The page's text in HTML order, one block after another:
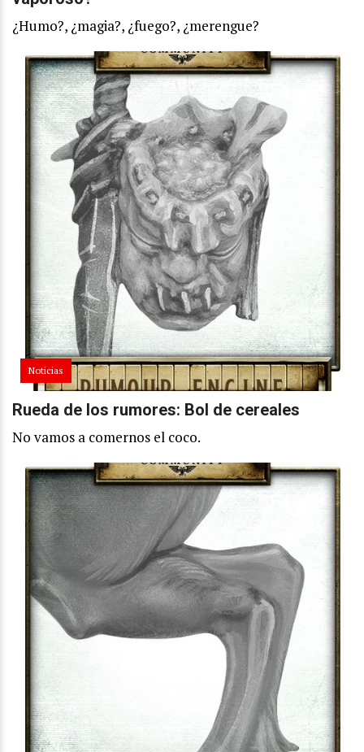
¿Humo?, ¿magia?, ¿fuego?, ¿merengue?
Noticias
Rueda de los rumores: Bol de cereales
No vamos a comernos el coco.